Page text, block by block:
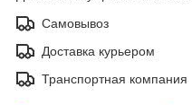
Самовывоз
Доставка курьером
Транспортная компания